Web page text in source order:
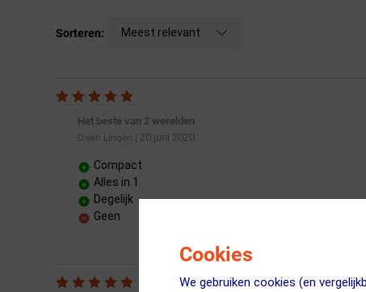
Cookies
We gebruiken cookies (en
Sorteren: Meest relevant
Het beste van 2 werelden
D.van Lingen | 20 juni 2020
Compact
Alles in 1
Degelijk
Geen